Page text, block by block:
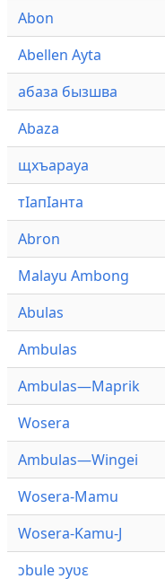
Abon
Abellen Ayta
абаза бызшва
Abaza
щхъарауа
тӏапӏанта
Abron
Malayu Ambong
Abulas
Ambulas
Ambulas—Maprik
Wosera
Ambulas—Wingei
Wosera-Mamu
Wosera-Kamu-J
ɔbule ɔyʋɛ